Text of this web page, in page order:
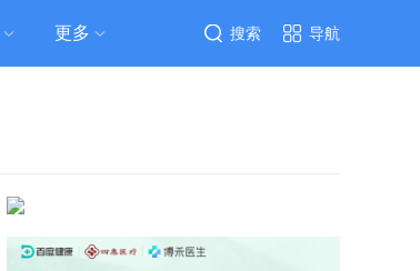
更多 导航
搜索